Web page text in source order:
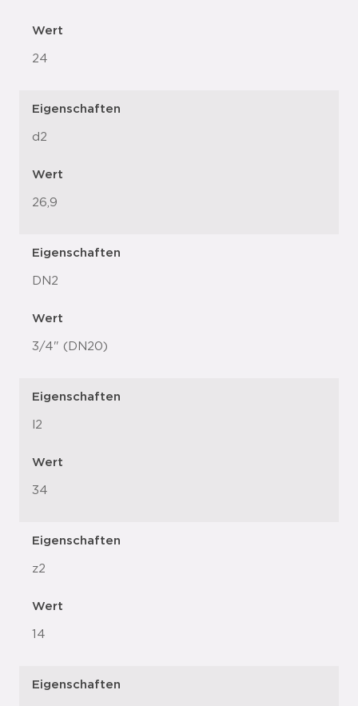
Wert
24
Eigenschaften
d2
Wert
26,9
Eigenschaften
DN2
Wert
3/4" (DN20)
Eigenschaften
l2
Wert
34
Eigenschaften
z2
Wert
14
Eigenschaften